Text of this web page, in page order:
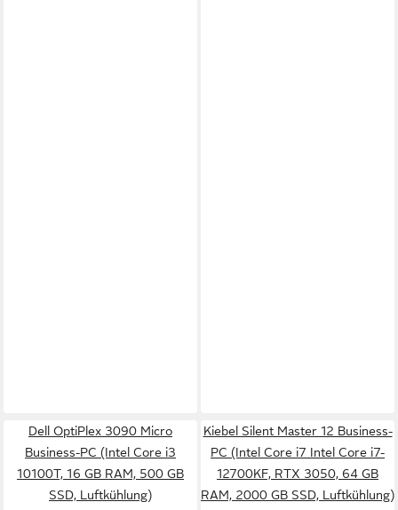
Dell OptiPlex 3090 Micro
Business-PC (Intel Core i3
10100T, 16 GB RAM, 500 GB
SSD, Luftkühlung)
Kiebel Silent Master 12 Business-
PC (Intel Core i7 Intel Core i7-
12700KF, RTX 3050, 64 GB
RAM, 2000 GB SSD, Luftkühlung)